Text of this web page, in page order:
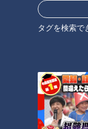
タグを検索で
て演じることであ
こまで近づけるか
の硬さによる動き
あり、難題」であ